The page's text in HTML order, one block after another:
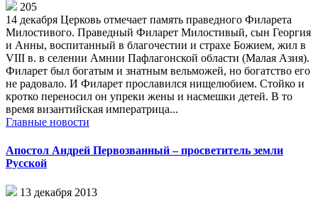
205
14 декабря Церковь отмечает память праведного Филарета
Милостивого. Праведный Филарет Милостивый, сын Георгия
и Анны, воспитанный в благочестии и страхе Божием, жил в
VIII в. в селении Амнии Пафлагонской области (Малая Азия).
Филарет был богатым и знатным вельможей, но богатство его
не радовало. И Филарет прославился нищелюбием. Стойко и
кротко переносил он упреки жены и насмешки детей. В то
время византийская императрица...
Главные новости
Апостол Андрей Первозванный – просветитель земли
Русской
13 декабря 2013